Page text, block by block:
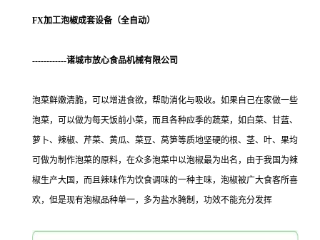
FX加工泡椒成套设备（全自动）
------------诸城市放心食品机械有限公司
泡菜鲜嫩清脆，可以增进食欲，帮助消化与吸收。如果自己在家做一些
泡菜，可以做为每天饭前小菜，而且各种应季的蔬菜，如白菜、甘蓝、
萝卜、辣椒、芹菜、黄瓜、菜豆、莴笋等质地坚硬的根、茎、叶、果均
可做为制作泡菜的原料，在众多泡菜中以泡椒最为出名，由于我国为辣
椒生产大国，而且辣味作为饮食调味的一种主味，泡椒被广大食客所喜
欢，但是现有泡椒品种单一，多为盐水腌制，功效不能充分发挥